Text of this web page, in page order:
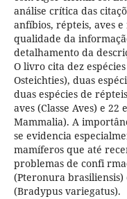
análise crítica das
anfíbios, répteis, aves
qualidade da
detalhamento da
O livro cita dez espécies
Osteichties), duas
duas espécies de
aves (Classe Aves) e 22
Mammalia). A
se evidencia
mamíferos que até
problemas de confi
(Pteronura brasiliensis)
(Bradypus variegatus).